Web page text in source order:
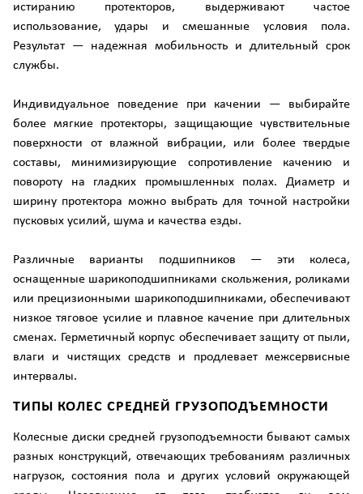
истиранию протекторов, выдерживают частое
использование, удары и смешанные условия пола.
Результат — надежная мобильность и длительный срок
службы.
Индивидуальное поведение при качении — выбирайте
более мягкие протекторы, защищающие чувствительные
поверхности от влажной вибрации, или более твердые
составы, минимизирующие сопротивление качению и
повороту на гладких промышленных полах. Диаметр и
ширину протектора можно выбрать для точной настройки
пусковых усилий, шума и качества езды.
Различные варианты подшипников — эти колеса,
оснащенные шарикоподшипниками скольжения, роликами
или прецизионными шарикоподшипниками, обеспечивают
низкое тяговое усилие и плавное качение при длительных
сменах. Герметичный корпус обеспечивает защиту от пыли,
влаги и чистящих средств и продлевает межсервисные
интервалы.
ТИПЫ КОЛЕС СРЕДНЕЙ ГРУЗОПОДЪЕМНОСТИ
Колесные диски средней грузоподъемности бывают самых
разных конструкций, отвечающих требованиям различных
нагрузок, состояния пола и других условий окружающей